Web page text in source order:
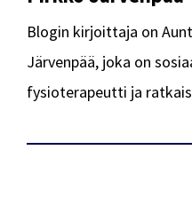
Blogin kirjoittaja on
Järvenpää, joka on
fysioterapeutti ja